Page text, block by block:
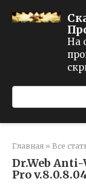
На
Главная » Все
Dr.Web Anti-
Pro